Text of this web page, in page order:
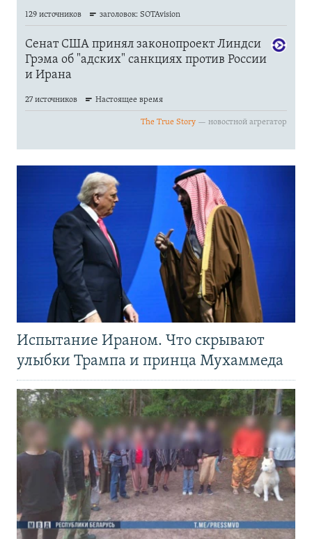
Испытание Ираном. Что скрывают
улыбки Трампа и принца Мухаммеда